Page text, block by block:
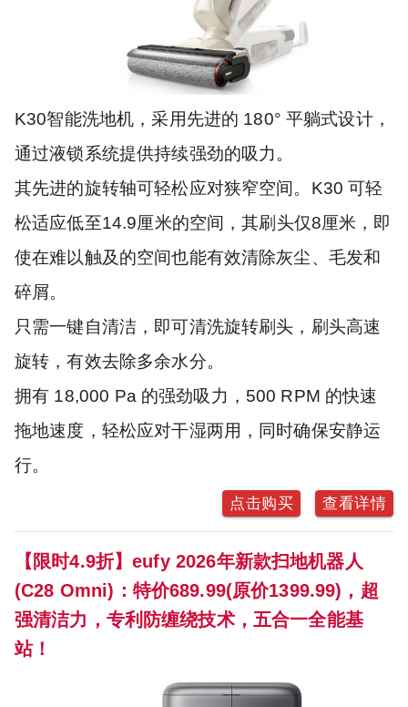
K30智能洗地机，采用先进的 180° 平躺式设计，
通过液锁系统提供持续强劲的吸力。
其先进的旋转轴可轻松应对狭窄空间。K30 可轻
松适应低至14.9厘米的空间，其刷头仅8厘米，即
使在难以触及的空间也能有效清除灰尘、毛发和
碎屑。
只需一键自清洁，即可清洗旋转刷头，刷头高速
旋转，有效去除多余水分。
拥有 18,000 Pa 的强劲吸力，500 RPM 的快速
拖地速度，轻松应对干湿两用，同时确保安静运
行。
点击购买 查看详情
【限时4.9折】eufy 2026年新款扫地机器人
(C28 Omni)：特价689.99(原价1399.99)，超
强清洁力，专利防缠绕技术，五合一全能基
站！